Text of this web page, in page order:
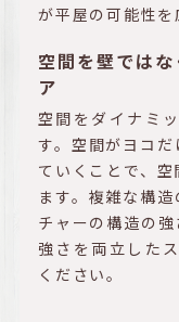
が平屋の可能性を
空間を壁では
ア
空間をダイナミ
す。空間がヨコ
ていくことで、
ます。複雑な構
チャーの構造の
強さを両立した
ください。